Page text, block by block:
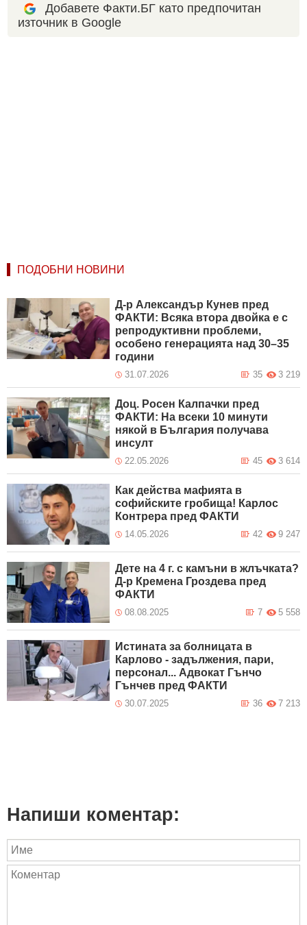
Добавете Факти.БГ като предпочитан
източник в Google
ПОДОБНИ НОВИНИ
Д-р Александър Кунев пред
ФАКТИ: Всяка втора двойка е с
репродуктивни проблеми,
особено генерацията над 30–35
години
31.07.2026 3 219
35
Доц. Росен Калпачки пред
ФАКТИ: На всеки 10 минути
някой в България получава
инсулт
22.05.2026 3 614
45
Как действа мафията в
софийските гробища! Карлос
Контрера пред ФАКТИ
14.05.2026 9 247
42
Дете на 4 г. с камъни в жлъчката?
Д-р Кремена Гроздева пред
ФАКТИ
08.08.2025 5 558
7
Истината за болницата в
Карлово - задължения, пари,
персонал... Адвокат Гънчо
Гънчев пред ФАКТИ
30.07.2025 7 213
36
Напиши коментар: